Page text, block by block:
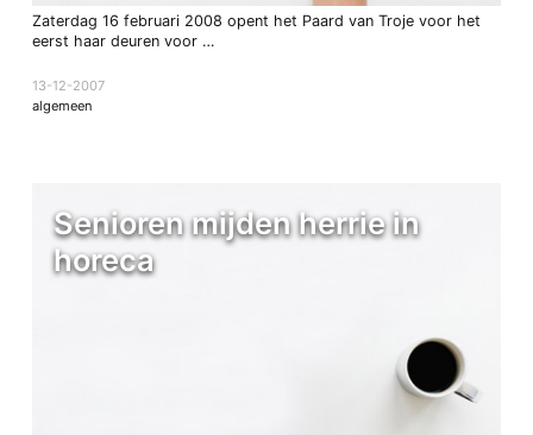
Zaterdag 16 februari 2008 opent het Paard van Troje voor het
eerst haar deuren voor …
13-12-2007
algemeen
Senioren mijden herrie in
horeca